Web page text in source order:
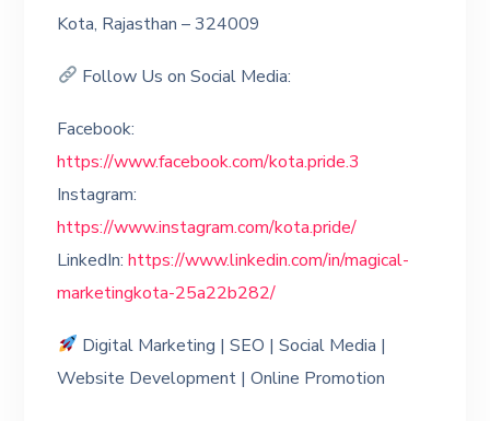
Kota, Rajasthan – 324009
Follow Us on Social Media:
Facebook:
https://www.facebook.com/kota.pride.3
Instagram:
https://www.instagram.com/kota.pride/
LinkedIn: https://www.linkedin.com/in/magical-
marketingkota-25a22b282/
Digital Marketing | SEO | Social Media |
Website Development | Online Promotion